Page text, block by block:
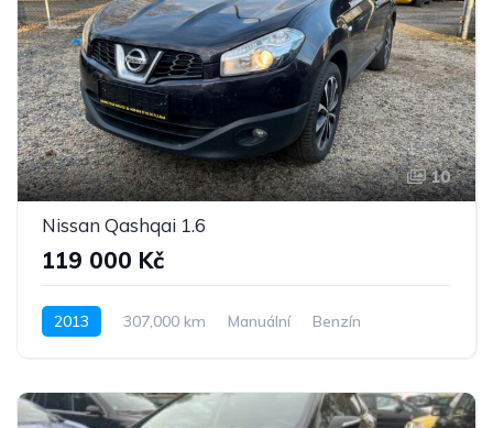
10
Nissan Qashqai 1.6
119 000 Kč
2013 307,000 km Manuální
Benzín